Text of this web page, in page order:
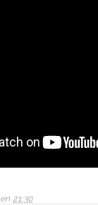
en 21:30